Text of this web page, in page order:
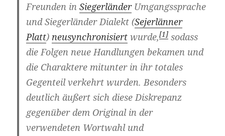
Freunden inSiegerländerUmgangssprache
und Siegerländer Dialekt (Sejerlänner
Platt) neusynchronisiert wurde,[1] sodass
die Folgen neue Handlungen bekamen und
die Charaktere mitunter in ihr totales
Gegenteil verkehrt wurden. Besonders
deutlich äußert sich diese Diskrepanz
gegenüber dem Original in der
verwendeten Wortwahl und